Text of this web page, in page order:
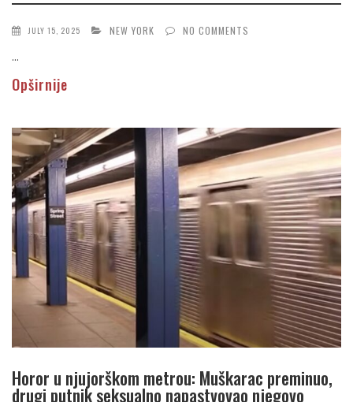
JULY 15, 2025 NEW YORK NO COMMENTS
...
Opširnije
Horor u njujorškom metrou: Muškarac preminuo,
drugi putnik seksualno napastvovao njegovo